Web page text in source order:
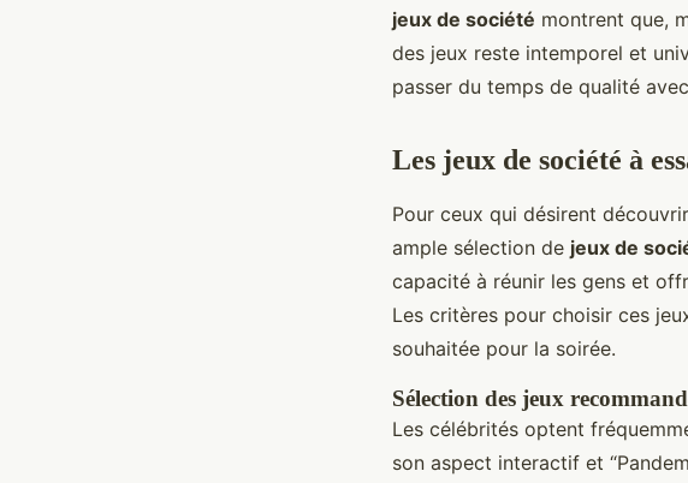
jeux de société montrent que,
des jeux reste intemporel et
passer du temps de qualité
Les jeux de société à
Pour ceux qui désirent
ample sélection de jeux de
capacité à réunir les gens et
Les critères pour choisir ces
souhaitée pour la soirée.
Sélection des jeux
Les célébrités optent
son aspect interactif et